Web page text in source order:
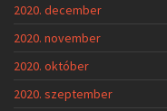
2020. december
2020. november
2020. október
2020. szeptember